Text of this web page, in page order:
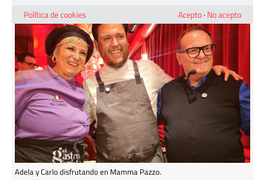
Adela y Carlo disfrutando en Mamma Pazzo.
Política de cookies
Acepto· No acepto